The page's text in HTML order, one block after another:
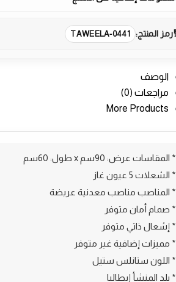
رمز المنتج: TAWEELA-0441
الوصف
مراجعات (0)
More Products
* المقاسات عرض: 90سم x طول: 60سم
* الشعلات 5 عيون غاز
* المناصب مناصب معدنية عريضة
* صمام أمان متوفر
* إشعال ذاتي متوفر
* مميزات إضافية غير متوفر
* اللون ستانلس ستيل
* بلد المنشأ إيطاليا